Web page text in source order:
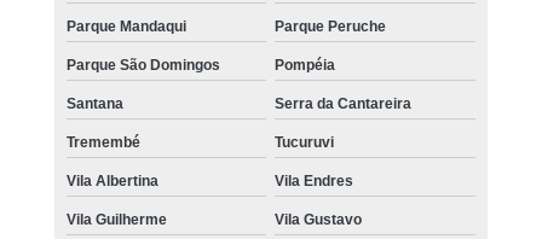
Parque Mandaqui Parque Peruche
Parque São Domingos Pompéia
Santana Serra da Cantareira
Tremembé Tucuruvi
Vila Albertina Vila Endres
Vila Guilherme Vila Gustavo